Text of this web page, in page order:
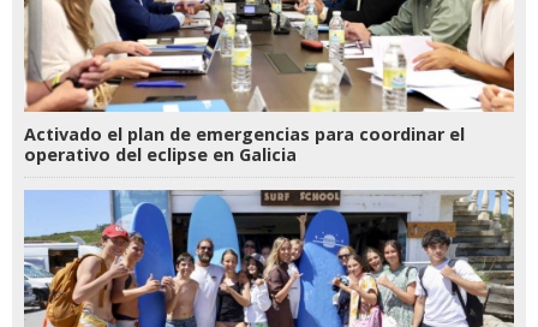
Activado el plan de emergencias para coordinar el
operativo del eclipse en Galicia